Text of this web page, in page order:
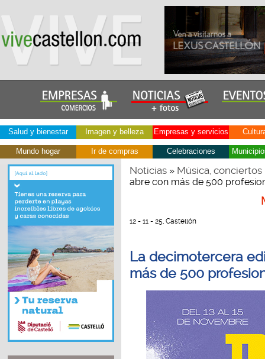
Salud y bienestar Imagen y belleza Empresas y servicios
Mundo hogar Ir de compras Celebraciones
Noticias» Música, conciertos
abre con más de 500
12 - 11 - 25, Castellón
La decimotercera
más de 500